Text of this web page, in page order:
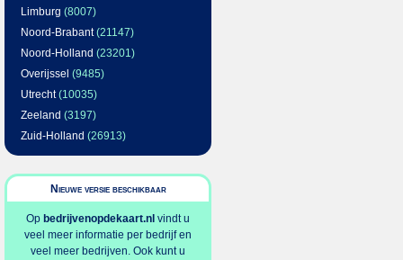
Limburg (8007)
Noord-Brabant(21147)
Noord-Holland (23201)
Overijssel (9485)
Utrecht(10035)
Zeeland (3197)
Zuid-Holland (26913)
Nieuwe versie beschikbaar
Op bedrijvenopdekaart.nl vindt u
veel meer informatie per bedrijf en
veel meer bedrijven. Ook kunt u